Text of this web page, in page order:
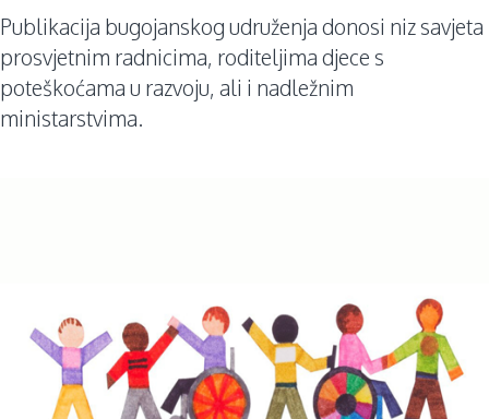
Lične priče
Saradnja sa medijima
Pretraga
Publikacija bugojanskog udruženja donosi niz savjeta
prosvjetnim radnicima, roditeljima djece s
poteškoćama u razvoju, ali i nadležnim
ministarstvima.